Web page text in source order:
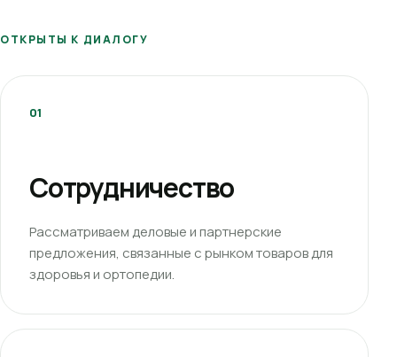
ОТКРЫТЫ К ДИАЛОГУ
01
Сотрудничество
Рассматриваем деловые и партнерские
предложения, связанные с рынком товаров для
здоровья и ортопедии.